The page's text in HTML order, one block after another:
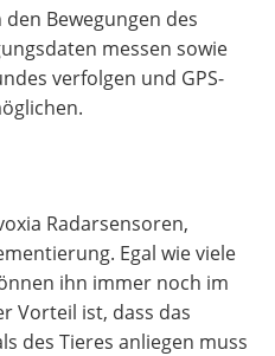
Bewegungen des
messen sowie
verfolgen und GPS-
Radarsensoren,
Egal wie viele
ihn immer noch im
Vorteil ist, dass das
des Tieres anliegen muss